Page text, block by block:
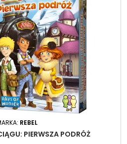
REBEL
PIERWSZA PODRÓŻ